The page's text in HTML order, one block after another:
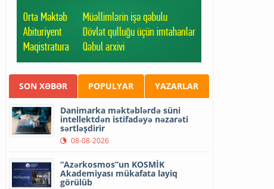
SON XƏBƏR POPULYAR YAZARLAR
Danimarka məktəblərdə süni
intellektdən istifadəyə nəzarəti
sərtləşdirir
08-08-2026
“Azərkosmos”un KOSMİK
Akademiyası mükafata layiq
görülüb